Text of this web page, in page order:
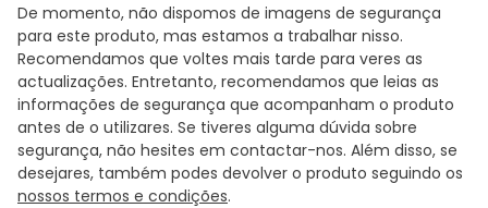
De momento, não dispomos de imagens de segurança
para este produto, mas estamos a trabalhar nisso.
Recomendamos que voltes mais tarde para veres as
actualizações. Entretanto, recomendamos que leias as
informações de segurança que acompanham o produto
antes de o utilizares. Se tiveres alguma dúvida sobre
segurança, não hesites em contactar-nos. Além disso, se
desejares, também podes devolver o produto seguindo os
nossos termos e condições.